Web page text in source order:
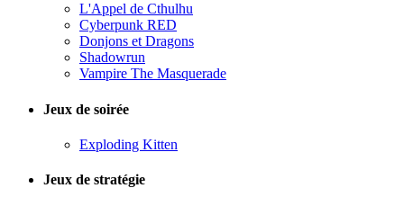
L'Appel de Cthulhu
Cyberpunk RED
Donjons et Dragons
Shadowrun
Vampire The Masquerade
Jeux de soirée
Exploding Kitten
Jeux de stratégie